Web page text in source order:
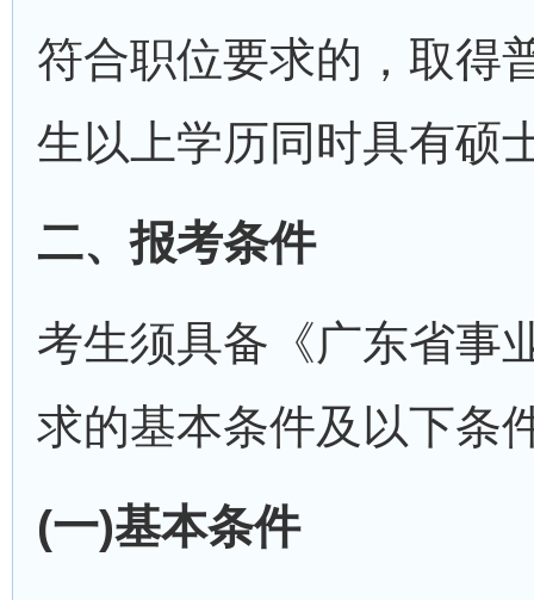
符合职位要求的，取得
生以上学历同时具有硕
二、报考条件
考生须具备《广东省事
求的基本条件及以下条
(一)基本条件